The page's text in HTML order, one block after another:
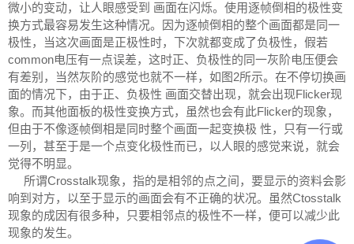
微小的变动，让人眼感受到 画面在闪烁。使用逐帧倒相的极性变
换方式最容易发生这种情况。因为逐帧倒相的整个画面都是同一
极性，当这次画面是正极性时，下次就都变成了负极性，假若
common电压有一点误差，这时正、负极性的同一灰阶电压便会
有差别，当然灰阶的感觉也就不一样，如图2所示。在不停切换画
面的情况下，由于正、负极性 画面交替出现，就会出现Flicker现
象。而其他面板的极性变换方式，虽然也会有此Flicker的现象，
但由于不像逐帧倒相是同时整个画面一起变换极 性，只有一行或
一列，甚至于是一个点变化极性而已，以人眼的感觉来说，就会
觉得不明显。
所谓Crosstalk现象，指的是相邻的点之间，要显示的资料会影
响到对方，以至于显示的画面会有不正确的状况。虽然Ctosstalk
现象的成因有很多种，只要相邻点的极性不一样，便可以减少此
现象的发生。